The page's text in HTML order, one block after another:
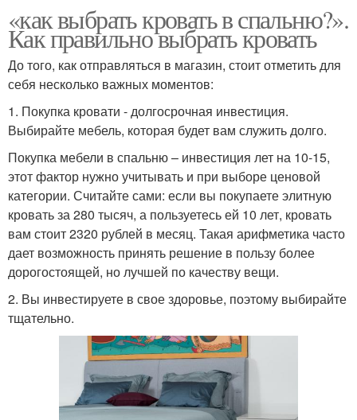
«как выбрать кровать в спальню?».
Как правильно выбрать кровать
До того, как отправляться в магазин, стоит отметить для
себя несколько важных моментов:
1. Покупка кровати - долгосрочная инвестиция.
Выбирайте мебель, которая будет вам служить долго.
Покупка мебели в спальню – инвестиция лет на 10-15,
этот фактор нужно учитывать и при выборе ценовой
категории. Считайте сами: если вы покупаете элитную
кровать за 280 тысяч, а пользуетесь ей 10 лет, кровать
вам стоит 2320 рублей в месяц. Такая арифметика часто
дает возможность принять решение в пользу более
дорогостоящей, но лучшей по качеству вещи.
2. Вы инвестируете в свое здоровье, поэтому выбирайте
тщательно.